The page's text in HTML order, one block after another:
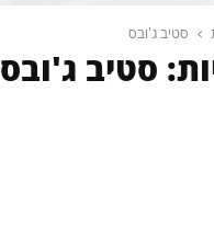
סטיב ג'ובס
סטיב ג'ובס